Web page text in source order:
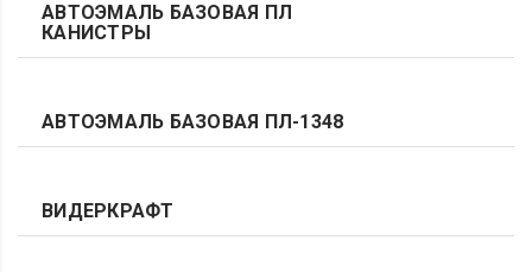
АВТОЭМАЛЬ БАЗОВАЯ ПЛ
КАНИСТРЫ
АВТОЭМАЛЬ БАЗОВАЯ ПЛ-1348
ВИДЕРКРАФТ